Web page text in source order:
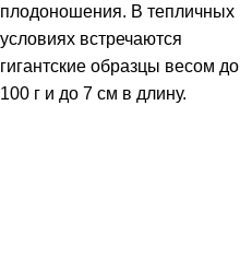
плодоношения. В тепличных
условиях встречаются
гигантские образцы весом до
100 г и до 7 см в длину.